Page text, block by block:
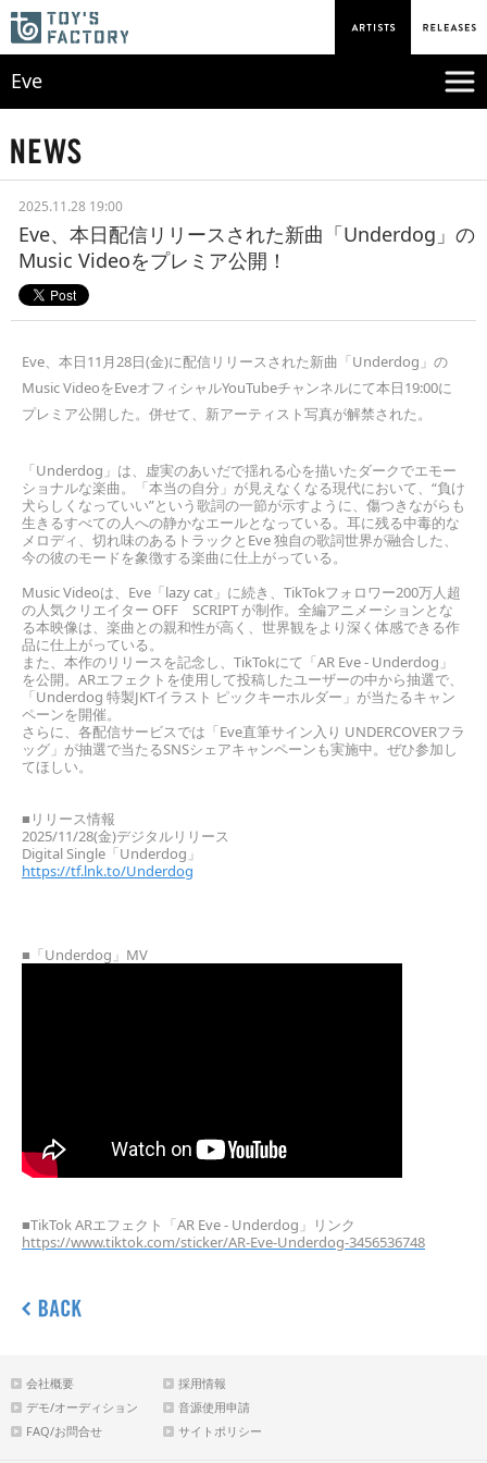
Eve
2025.11.28 19:00
Eve、本日配信リリースされた新曲「Underdog」の
Music Videoをプレミア公開！
Eve、本日11月28日(金)に配信リリースされた新曲「Underdog」の
Music VideoをEveオフィシャルYouTubeチャンネルにて本日19:00に
プレミア公開した。併せて、新アーティスト写真が解禁された。
「Underdog」は、虚実のあいだで揺れる心を描いたダークでエモー
ショナルな楽曲。「本当の自分」が見えなくなる現代において、“負け
犬らしくなっていい”という歌詞の一節が示すように、傷つきながらも
生きるすべての人への静かなエールとなっている。耳に残る中毒的な
メロディ、切れ味のあるトラックとEve 独自の歌詞世界が融合した、
今の彼のモードを象徴する楽曲に仕上がっている。
Music Videoは、Eve「lazy cat」に続き、TikTokフォロワー200万人超
の人気クリエイター OFF SCRIPT が制作。全編アニメーションとな
る本映像は、楽曲との親和性が高く、世界観をより深く体感できる作
品に仕上がっている。
また、本作のリリースを記念し、TikTokにて「AR Eve - Underdog」
を公開。ARエフェクトを使用して投稿したユーザーの中から抽選で、
「Underdog 特製JKTイラスト ピックキーホルダー」が当たるキャン
ペーンを開催。
さらに、各配信サービスでは「Eve直筆サイン入り UNDERCOVERフラ
ッグ」が抽選で当たるSNSシェアキャンペーンも実施中。ぜひ参加し
てほしい。
■リリース情報
2025/11/28(金)デジタルリリース
Digital Single「Underdog」
https://tf.lnk.to/Underdog
■「Underdog」MV
■TikTok ARエフェクト「AR Eve - Underdog」リンク
https://www.tiktok.com/sticker/AR-Eve-Underdog-3456536748
会社概要
採用情報
デモ/オーディション
音源使用申請
FAQ/お問合せ
サイトポリシー